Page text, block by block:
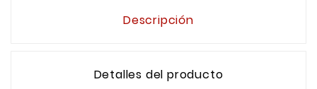
Descripción
Detalles del producto